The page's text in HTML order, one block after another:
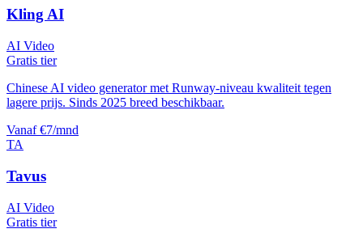
Kling AI
AI Video
Gratis tier
Chinese AI video generator met Runway-niveau kwaliteit tegen
lagere prijs. Sinds 2025 breed beschikbaar.
Vanaf €7/mnd
TA
Tavus
AI Video
Gratis tier